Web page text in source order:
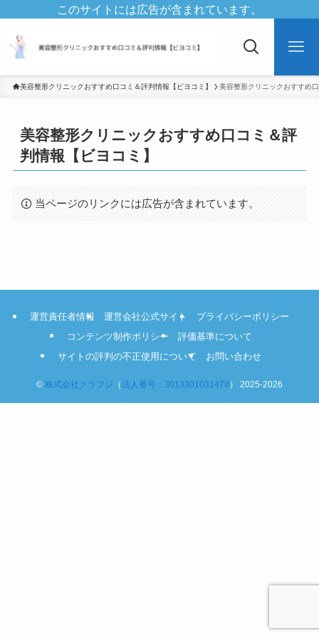
このサイトには広告が含まれています。
美容整形クリニックおすすめ口コミ＆評判情報【ビヨコミ】 美容整形クリニックおすすめ
美容整形クリニックおすすめ口コミ＆評
判情報【ビヨコミ】
当ページのリンクには広告が含まれています。
運営責任者情報 運営会社公式サイト
プライバシーポリシー
コンテンツ制作ポリシー
評価基準について
サイトの評判の不正使用について
お問い合わせ
© 株式会社クラフジ （法人番号：3013301031478 ） 2025-2026